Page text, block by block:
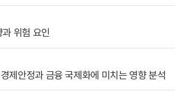
위험 요인
제안정과 금융 국제화에 미치는 영향 분석